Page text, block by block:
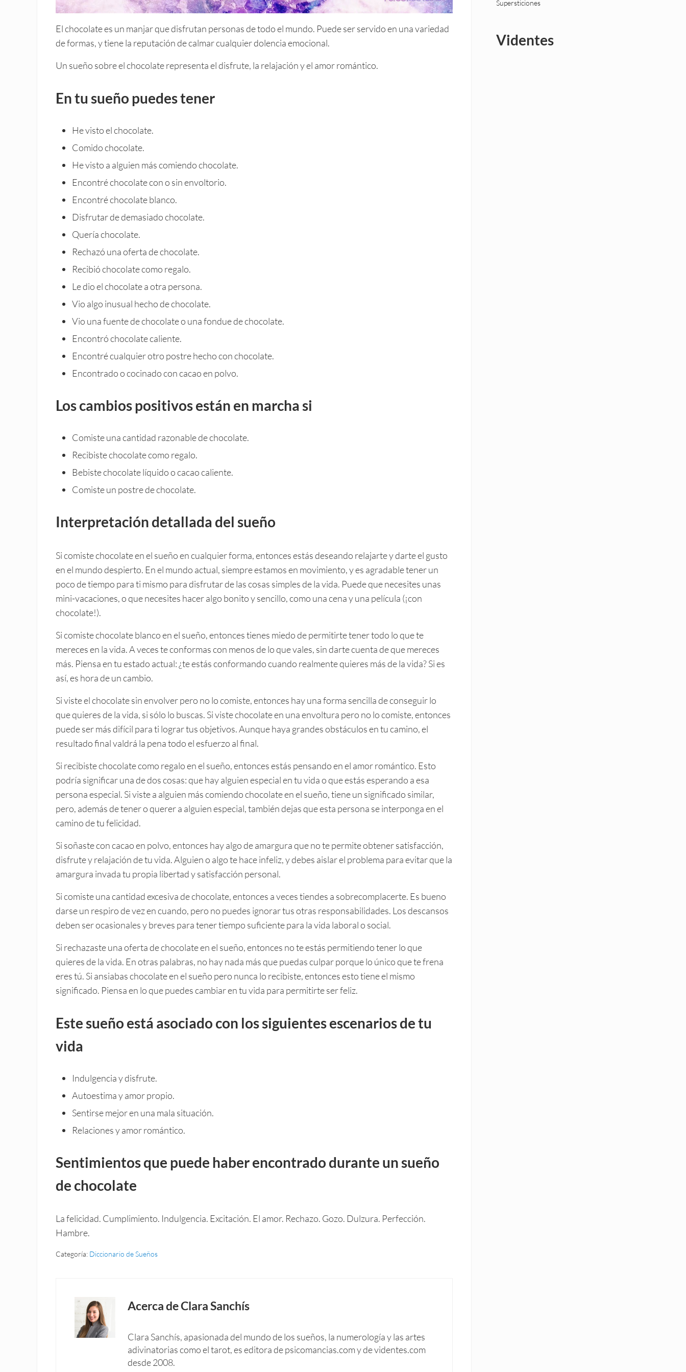
El chocolate es un manjar que disfrutan personas de todo el mundo. Puede ser servido en una variedad
de formas, y tiene la reputación de calmar cualquier dolencia emocional.
Un sueño sobre el chocolate representa el disfrute, la relajación y el amor romántico.
En tu sueño puedes tener
He visto el chocolate.
Comido chocolate.
He visto a alguien más comiendo chocolate.
Encontré chocolate con o sin envoltorio.
Encontré chocolate blanco.
Disfrutar de demasiado chocolate.
Quería chocolate.
Rechazó una oferta de chocolate.
Recibió chocolate como regalo.
Le dio el chocolate a otra persona.
Vio algo inusual hecho de chocolate.
Vio una fuente de chocolate o una fondue de chocolate.
Encontró chocolate caliente.
Encontré cualquier otro postre hecho con chocolate.
Encontrado o cocinado con cacao en polvo.
Los cambios positivos están en marcha si
Comiste una cantidad razonable de chocolate.
Recibiste chocolate como regalo.
Bebiste chocolate líquido o cacao caliente.
Comiste un postre de chocolate.
Interpretación detallada del sueño
Si comiste chocolate en el sueño en cualquier forma, entonces estás deseando relajarte y darte el gusto
en el mundo despierto. En el mundo actual, siempre estamos en movimiento, y es agradable tener un
poco de tiempo para ti mismo para disfrutar de las cosas simples de la vida. Puede que necesites unas
mini-vacaciones, o que necesites hacer algo bonito y sencillo, como una cena y una película (¡con
chocolate!).
Si comiste chocolate blanco en el sueño, entonces tienes miedo de permitirte tener todo lo que te
mereces en la vida. A veces te conformas con menos de lo que vales, sin darte cuenta de que mereces
más. Piensa en tu estado actual: ¿te estás conformando cuando realmente quieres más de la vida? Si es
así, es hora de un cambio.
Si viste el chocolate sin envolver pero no lo comiste, entonces hay una forma sencilla de conseguir lo
que quieres de la vida, si sólo lo buscas. Si viste chocolate en una envoltura pero no lo comiste, entonces
puede ser más difícil para ti lograr tus objetivos. Aunque haya grandes obstáculos en tu camino, el
resultado final valdrá la pena todo el esfuerzo al final.
Si recibiste chocolate como regalo en el sueño, entonces estás pensando en el amor romántico. Esto
podría significar una de dos cosas: que hay alguien especial en tu vida o que estás esperando a esa
persona especial. Si viste a alguien más comiendo chocolate en el sueño, tiene un significado similar,
pero, además de tener o querer a alguien especial, también dejas que esta persona se interponga en el
camino de tu felicidad.
Si soñaste con cacao en polvo, entonces hay algo de amargura que no te permite obtener satisfacción,
disfrute y relajación de tu vida. Alguien o algo te hace infeliz, y debes aislar el problema para evitar que la
amargura invada tu propia libertad y satisfacción personal.
Si comiste una cantidad excesiva de chocolate, entonces a veces tiendes a sobrecomplacerte. Es bueno
darse un respiro de vez en cuando, pero no puedes ignorar tus otras responsabilidades. Los descansos
deben ser ocasionales y breves para tener tiempo suficiente para la vida laboral o social.
Si rechazaste una oferta de chocolate en el sueño, entonces no te estás permitiendo tener lo que
quieres de la vida. En otras palabras, no hay nada más que puedas culpar porque lo único que te frena
eres tú. Si ansiabas chocolate en el sueño pero nunca lo recibiste, entonces esto tiene el mismo
significado. Piensa en lo que puedes cambiar en tu vida para permitirte ser feliz.
Este sueño está asociado con los siguientes escenarios de tu
vida
Indulgencia y disfrute.
Autoestima y amor propio.
Sentirse mejor en una mala situación.
Relaciones y amor romántico.
Sentimientos que puede haber encontrado durante un sueño
de chocolate
La felicidad. Cumplimiento. Indulgencia. Excitación. El amor. Rechazo. Gozo. Dulzura. Perfección.
Hambre.
Categoría: Diccionario de Sueños
Acerca deClara Sanchís
Clara Sanchís, apasionada del mundo de los sueños, la numerología y las artes
adivinatorias como el tarot, es editora de psicomancias.com y de videntes.com
desde 2008.
Supersticiones
Videntes